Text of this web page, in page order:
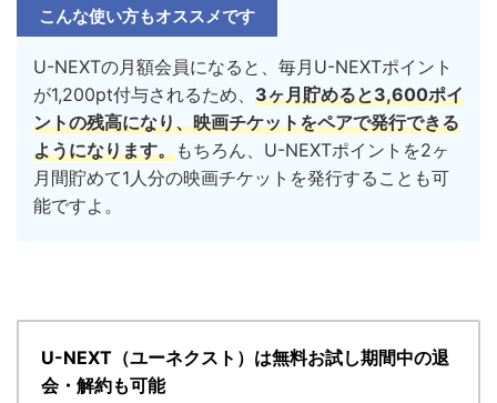
こんな使い方もオススメです
U-NEXTの月額会員になると、毎月U-NEXTポイント
が1,200pt付与されるため、 3ヶ月貯めると3,600ポイ
ントの残高になり、映画チケットをペアで発行できる
ようになります。もちろん、U-NEXTポイントを2ヶ
月間貯めて1人分の映画チケットを発行することも可
能ですよ。
U-NEXT（ユーネクスト）は無料お試し期間中の退
会・解約も可能